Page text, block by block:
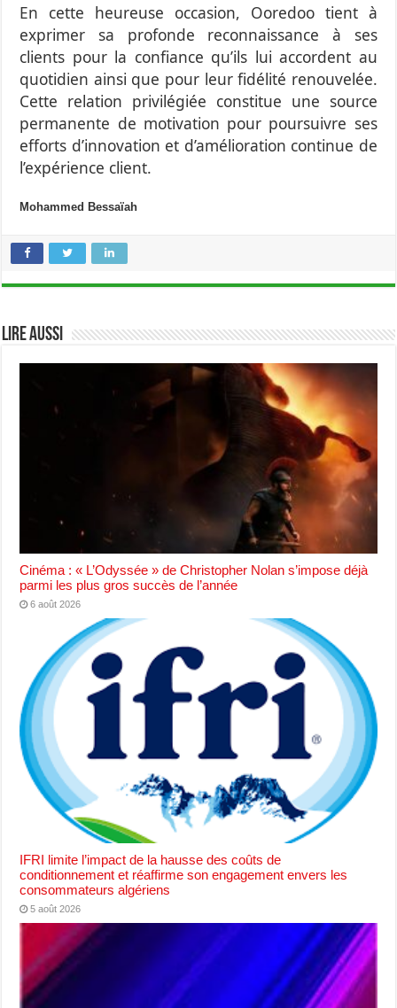
En cette heureuse occasion, Ooredoo tient à
exprimer sa profonde reconnaissance à ses
clients pour la confiance qu’ils lui accordent au
quotidien ainsi que pour leur fidélité renouvelée.
Cette relation privilégiée constitue une source
permanente de motivation pour poursuivre ses
efforts d’innovation et d’amélioration continue de
l’expérience client.
Mohammed Bessaïah
Lire aussi
Cinéma : « L’Odyssée » de Christopher Nolan s’impose déjà
parmi les plus gros succès de l’année
6 août 2026
IFRI limite l’impact de la hausse des coûts de
conditionnement et réaffirme son engagement envers les
consommateurs algériens
5 août 2026